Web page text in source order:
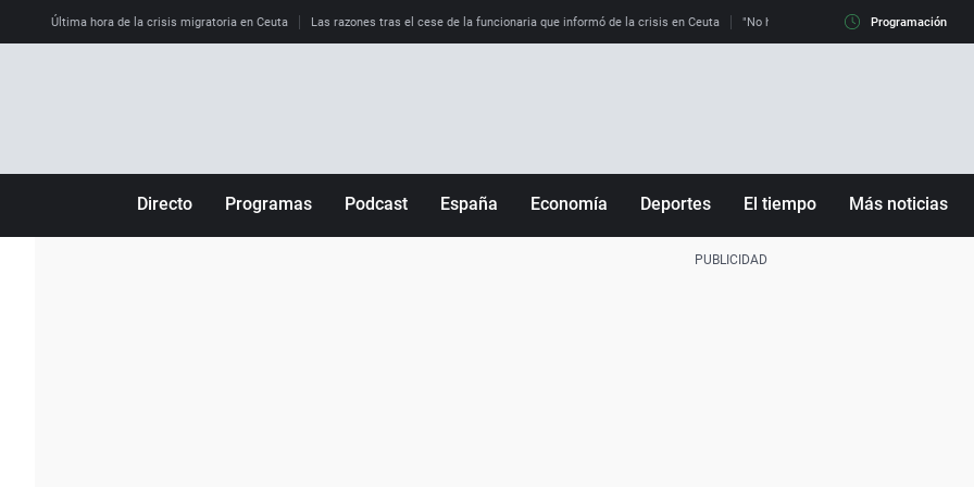
Última hora de la crisis migratoria en Ceuta Las razones tras el cese de la funcionaria que informó de la crisis en Ceuta "No hay mafias, que no nos engañen":
Programación
Directo Programas Podcast España Economía Deportes El tiempo Más noticias